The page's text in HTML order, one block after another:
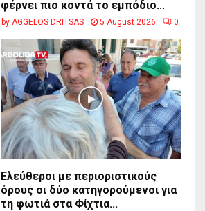
φέρνει πιο κοντά το εμπόδιο...
by AGGELOS DRITSAS 5 August 2026 0
Ελεύθεροι με περιοριστικούς
όρους οι δύο κατηγορούμενοι για
τη φωτιά στα Φίχτια...